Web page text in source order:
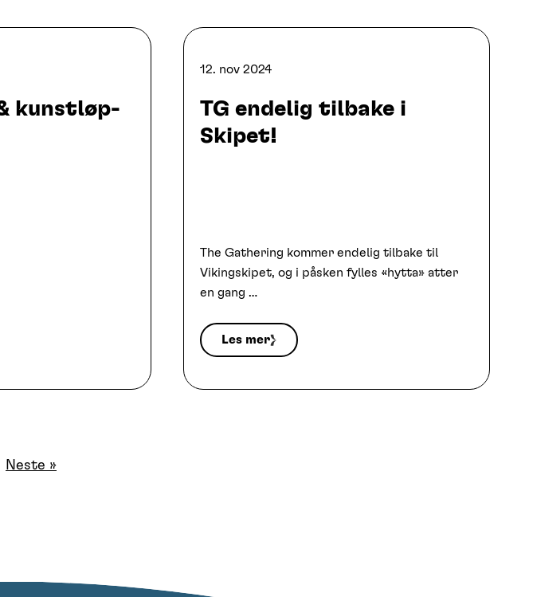
kunstløp-
12. nov 2024
TG endelig tilbake i
Skipet!
The Gathering kommer endelig tilbake til
Vikingskipet, og i påsken fylles «hytta» atter
en gang …
Les mer
Neste »